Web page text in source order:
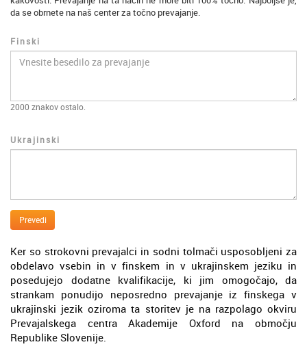
da se obrnete na naš center za točno prevajanje.
Finski
2000 znakov ostalo.
Ukrajinski
Prevedi
Ker so strokovni prevajalci in sodni tolmači usposobljeni za
obdelavo vsebin in v finskem in v ukrajinskem jeziku in
posedujejo dodatne kvalifikacije, ki jim omogočajo, da
strankam ponudijo neposredno prevajanje iz finskega v
ukrajinski jezik oziroma ta storitev je na razpolago okviru
Prevajalskega centra Akademije Oxford na območju
Republike Slovenije.